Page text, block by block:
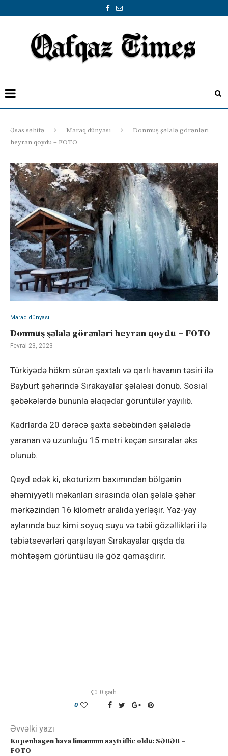
Əsas səhifə Maraq dünyası
Donmuş şəlalə görənləri
heyran qoydu – FOTO
Maraq dünyası
Donmuş şəlalə görənləri heyran qoydu – FOTO
Fevral 23, 2023
Türkiyədə hökm sürən şaxtalı və qarlı havanın təsiri ilə
Bayburt şəhərində Sırakayalar şəlaləsi donub. Sosial
şəbəkələrdə bununla əlaqədar görüntülər yayılıb.
Kadrlarda 20 dərəcə şaxta səbəbindən şəlalədə
yaranan və uzunluğu 15 metri keçən sırsıralar əks
olunub.
Qeyd edək ki, ekoturizm baxımından bölgənin
əhəmiyyətli məkanları sırasında olan şəlalə şəhər
mərkəzindən 16 kilometr aralıda yerləşir. Yaz-yay
aylarında buz kimi soyuq suyu və təbii gözəllikləri ilə
təbiətsevərləri qarşılayan Sırakayalar qışda da
möhtəşəm görüntüsü ilə göz qamaşdırır.
0 şərh
0
Əvvəlki yazı
Kopenhagen hava limanının saytı iflic oldu: SƏBƏB –
FOTO